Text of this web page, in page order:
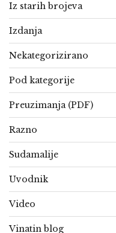
Iz starih brojeva
Izdanja
Nekategorizirano
Pod kategorije
Preuzimanja (PDF)
Razno
Sudamalije
Uvodnik
Video
Vinatin blog